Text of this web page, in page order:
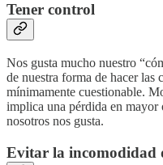
Tener control
Nos gusta mucho nuestro
de nuestra forma de hacer las
mínimamente cuestionable.
implica una pérdida en mayor
nosotros nos gusta.
Evitar la incomodidad